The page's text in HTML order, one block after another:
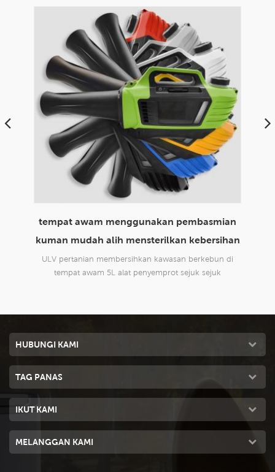
Spray Type ULV Commercial Office Public
Building Sanitizing 5L PortableHandheld
the special structure of the nozzle, the liquid medicine
is broken into very small mist particles.
HUBUNGI KAMI
TAG PANAS
IKUT KAMI
MELANGGAN KAMI